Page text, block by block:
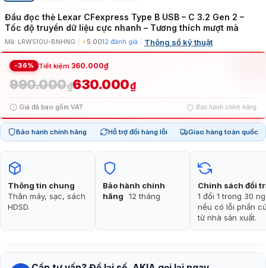
Đầu đọc thẻ Lexar CFexpress Type B USB – C 3.2 Gen 2 –
Tốc độ truyền dữ liệu cực nhanh – Tương thích mượt mà
Mã: LRW510U-BNHNG ⭐5.0012 đánh giá Thông số kỹ thuật
-36% Tiết kiệm360.000₫
990.000₫
Giá
gốc
là:
990.000₫.
630.000₫
Giá
hiện
tại
là:
630.000₫.
Giá đã bao gồm VAT Bảo hành chính hãng
Bảo hành chính hãng Hỗ trợ đổi hàng lỗi Giao hàng toàn quốc
Thông tin chung
Thân máy, sạc, sách
HDSD.
Bảo hành chính
hãng
12 tháng
Chính sách đổi
1 đổi 1 trong 30
nếu có lỗi phần
từ nhà sản xuất.